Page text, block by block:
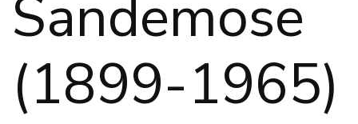
Sandemose
(1899-1965)